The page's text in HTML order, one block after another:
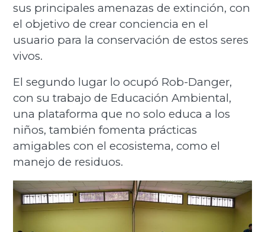
sus principales amenazas de extinción, con
el objetivo de crear conciencia en el
usuario para la conservación de estos seres
vivos.
El segundo lugar lo ocupó Rob-Danger,
con su trabajo de Educación Ambiental,
una plataforma que no solo educa a los
niños, también fomenta prácticas
amigables con el ecosistema, como el
manejo de residuos.